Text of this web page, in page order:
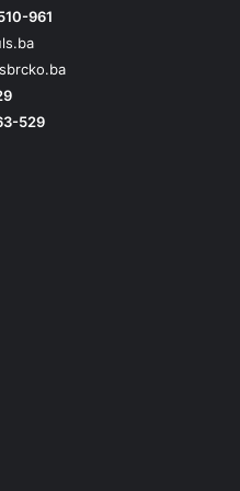
961
529